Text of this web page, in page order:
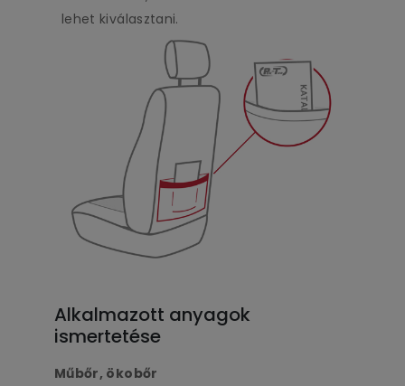
lehet kiválasztani.
Alkalmazott anyagok
ismertetése
Műbőr, ökobőr